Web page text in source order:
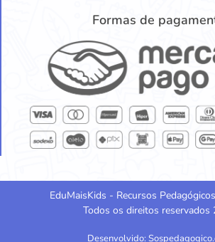
Formas de
EduMaisKids - Recursos
Todos os direitos reservados
Desenvolvido: